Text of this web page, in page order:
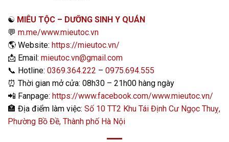
☯️ MIÊU TỘC – DƯỠNG SINH Y QUÁN
💬 m.me/www.mieutoc.vn
🌎 Website: https://mieutoc.vn/
📩 Email: mieutoc.vn@gmail.com
📞 Hotline: 0369.364.222 – 0975.694.555
⏰ Thời gian mở cửa: 08h30 – 21h00 hàng ngày
📲 Fanpage: https://www.facebook.com/www.mieutoc.vn/
🏣 Địa điểm làm việc: Số 10 TT2 Khu Tái Định Cư Ngọc Thuỵ,
Phường Bồ Đề, Thành phố Hà Nội